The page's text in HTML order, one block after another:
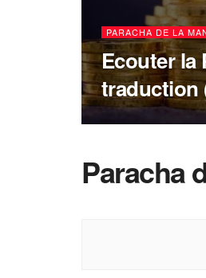
PARACHA DE LA
Ecouter la
traduction
Paracha